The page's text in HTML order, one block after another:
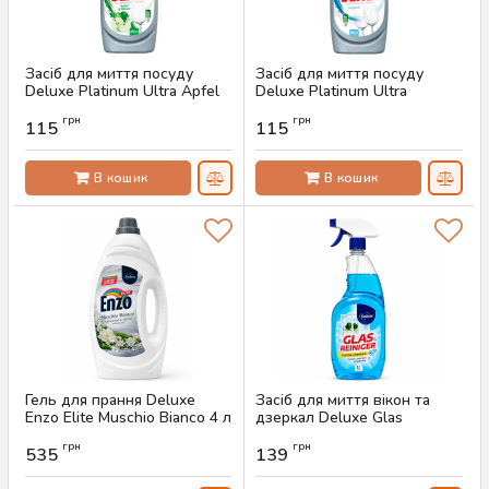
Засіб для миття посуду
Deluxe Platinum Ultra Apfel
Артикул:
115 грн
В кошик
Засіб для миття посуду
Deluxe Platinum Ultra
Артикул:
115 грн
В кошик
Гель для прання Deluxe
Enzo Elite Muschio Bianco 4 л
Артикул:
535 грн
Засіб для миття вікон та
дзеркал Deluxe Glas
Артикул:
139 грн